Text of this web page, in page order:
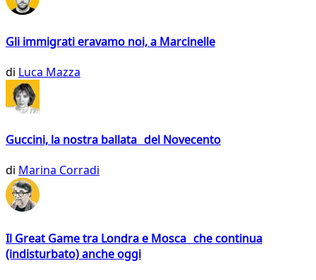
Gli immigrati eravamo noi, a Marcinelle
di Luca Mazza
Guccini, la nostra ballata del Novecento
di Marina Corradi
Il Great Game tra Londra e Mosca che continua
(indisturbato) anche oggi